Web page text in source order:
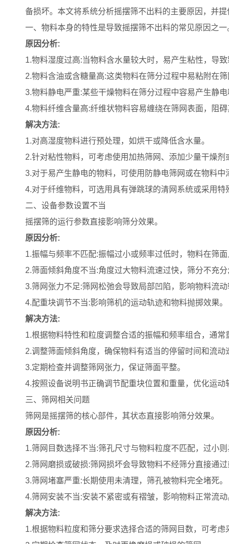
备损坏。本文将系统分析摇摆筛不出料的主要原因，并提
一、物料本身的特性是导致摇摆筛不出料的常见原因之一
原因分析:
1.物料湿度过高:当物料含水量较大时，易产生粘性，导
2.物料含油或含糖量高:这类物料在筛分过程中易粘附在筛
3.物料静电严重:某些干燥物料在筛分过程中容易产生静电
4.物料纤维含量高:纤维状物料容易缠绕在筛网表面，阻碍
解决方法:
1.对高湿度物料进行预处理，如烘干或降低含水量。
2.针对粘性物料，可考虑使用加热筛网、添加少量干燥剂
3.对于易产生静电的物料，可使用防静电筛网或在物料中
4.对于纤维物料，可选用具有弹跳球的清网系统或采用特
二、设备参数设置不当
摇摆筛的运行参数直接影响筛分效果。
原因分析:
1.振幅与频率不匹配:振幅过小或频率过低时，物料在筛
2.筛面倾斜角度不当:角度过大物料流速过快，筛分不充分
3.筛网张力不足:筛网松弛会导致局部凹陷，影响物料流动
4.配重块调节不当:影响筛机的运动轨迹和物料抛掷效果。
解决方法:
1.根据物料特性和粒度调整合适的振幅和频率组合，通常
2.调整筛面倾斜角度，确保物料有适当的停留时间和流动
3.定期检查并调整筛网张力，保证筛面平整。
4.按照设备说明书正确调节配重块位置和重量，优化运动
三、筛网相关问题
筛网是摇摆筛的核心部件，其状态直接影响筛分效果。
原因分析:
1.筛网目数选择不当:筛孔尺寸与物料粒度不匹配，过小则
2.筛网磨损或破损:筛网损坏会导致物料不经筛分直接通过
3.筛网堵塞严重:长期使用未清理，筛孔被物料完全堵死。
4.筛网安装不当:安装不紧密或有褶皱，影响物料正常流动
解决方法:
1.根据物料粒度和筛分要求选择合适的筛网目数，可考虑